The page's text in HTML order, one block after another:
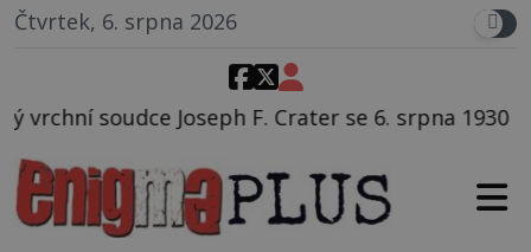
Čtvrtek, 6. srpna 2026
se 6. srpna 1930 navečeří ve své oblíbené